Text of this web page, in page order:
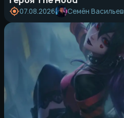
07.08.2026 Семён Васильев